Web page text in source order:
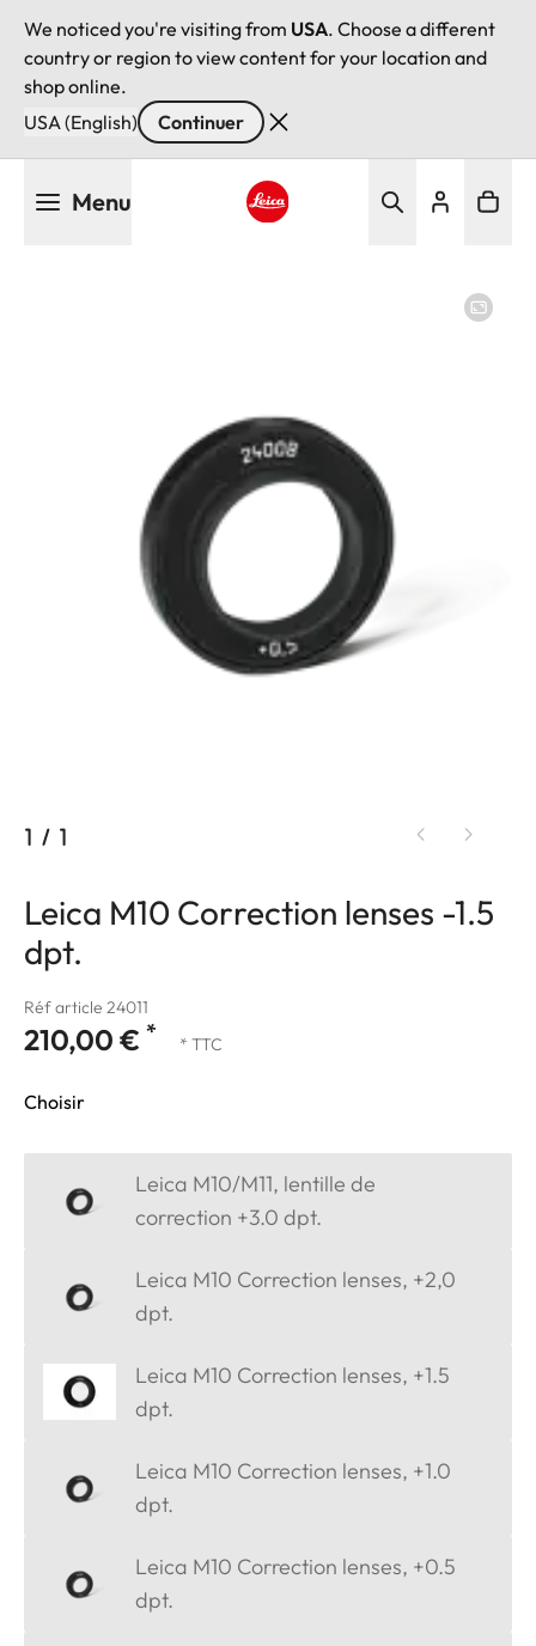
We noticed you're visiting from USA. Choose a different
country or region to view content for your location and
shop online.
USA (English)
Continuer
Menu
1 / 1
Leica M10 Correction lenses -1.5
dpt.
Réf article 24011
210,00 € * * TTC
Choisir
Leica M10/M11, lentille de
correction +3.0 dpt.
Leica M10 Correction lenses, +2,0
dpt.
Leica M10 Correction lenses, +1.5
dpt.
Leica M10 Correction lenses, +1.0
dpt.
Leica M10 Correction lenses, +0.5
dpt.